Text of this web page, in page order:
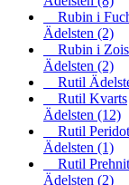
Rubin i
Ädelsten (2)
Rubin i
Ädelsten (2)
Rutil
Rutil Kvarts
Ädelsten (12)
Rutil Peridot
Ädelsten (1)
Rutil Prehnit
Ädelsten (2)